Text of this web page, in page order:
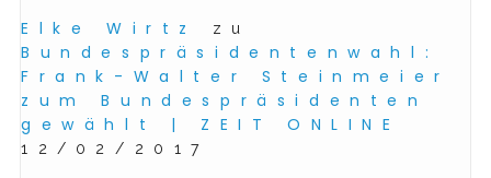
Elke Wirtz zu
Bundespräsidentenwahl:
Frank-Walter Steinmeier
zum Bundespräsidenten
gewählt | ZEIT ONLINE
12/02/2017